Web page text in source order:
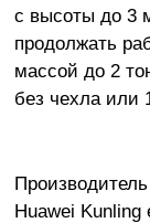
с высоты до 3
продолжать
массой до 2
без чехла или
Huawei Kunling